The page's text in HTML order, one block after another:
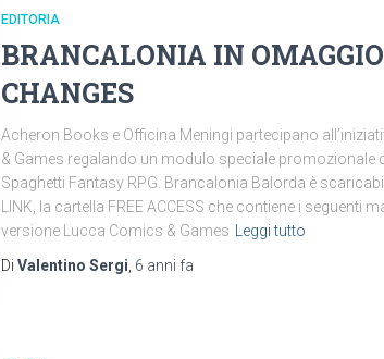
EDITORIA
BRANCALONIA IN
CHANGES
Acheron Books e Officina Meningi partecipano
& Games regalando un modulo speciale promozionale
Spaghetti Fantasy RPG. Brancalonia Balorda è
LINK, la cartella FREE ACCESS che contiene i seguenti
versione Lucca Comics & Games
Leggi tutto
Di Valentino Sergi 6 anni fa